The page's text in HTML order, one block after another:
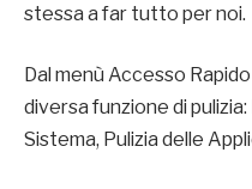
stessa a far tutto per noi.
Dal menù Accesso
diversa funzione di
Sistema, Pulizia delle